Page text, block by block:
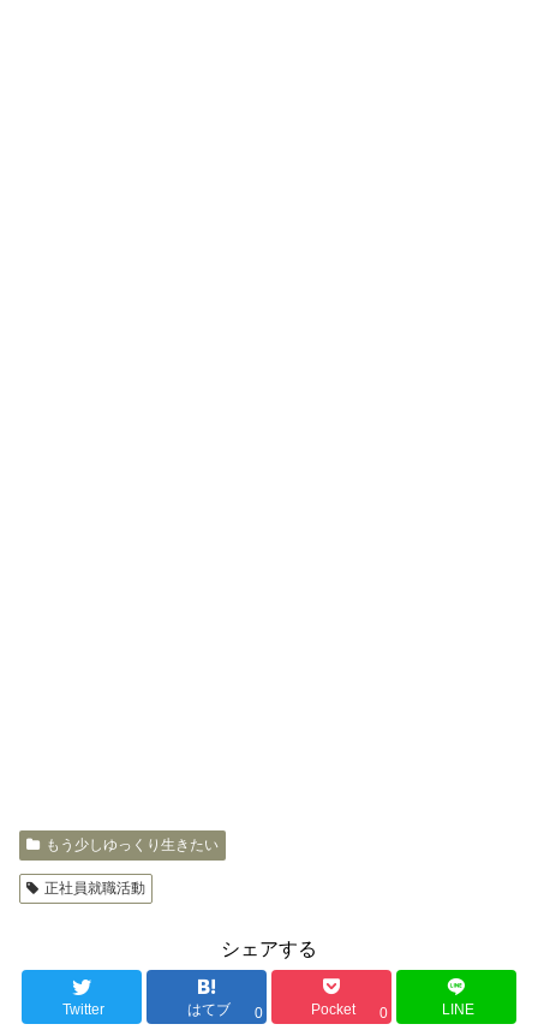
もう少しゆっくり生きたい
正社員就職活動
シェアする
Twitter はてブ 0 Pocket 0 LINE